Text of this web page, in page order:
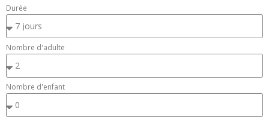
Durée
Nombre d'adulte
Nombre d'enfant